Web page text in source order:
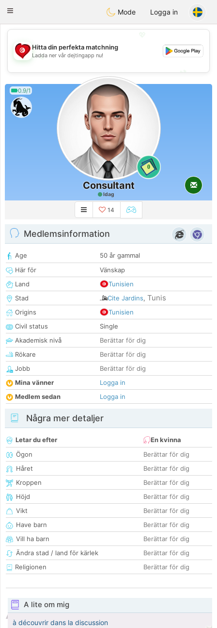
Tunisia Dating
Toggle
Mode Logga in
💖
💕
💕
Hitta din perfekta matchning
Ladda ner vår dejtingapp nu!
0.9/1
0
Consultant
Idag
14
Medlemsinformation
Age
50 år gammal
Här för
Vänskap
Land
Tunisien
Stad
Cite Jardins, Tunis
Origins
Tunisien
Civil status
Single
Akademisk nivå
Berättar för dig
Rökare
Berättar för dig
Jobb
Berättar för dig
Mina vänner
Logga in
Medlem sedan
Logga in
Några mer detaljer
Letar du efter
En kvinna
Ögon
Berättar för dig
Håret
Berättar för dig
Kroppen
Berättar för dig
Höjd
Berättar för dig
Vikt
Berättar för dig
Have barn
Berättar för dig
Vill ha barn
Berättar för dig
Ändra stad / land för kärlek
Berättar för dig
Religionen
Berättar för dig
A lite om mig
à découvrir dans la discussion